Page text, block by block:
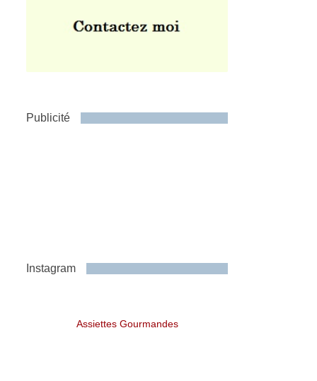
Publicité
Instagram
Assiettes Gourmandes